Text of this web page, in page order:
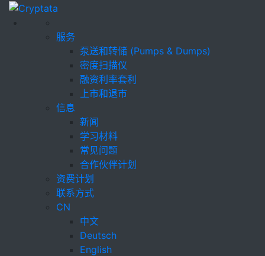
服务
泵送和转储 (Pumps & Dumps)
密度扫描仪
融资利率套利
上市和退市
信息
新闻
学习材料
常见问题
合作伙伴计划
资费计划
联系方式
CN
中文
Deutsch
English